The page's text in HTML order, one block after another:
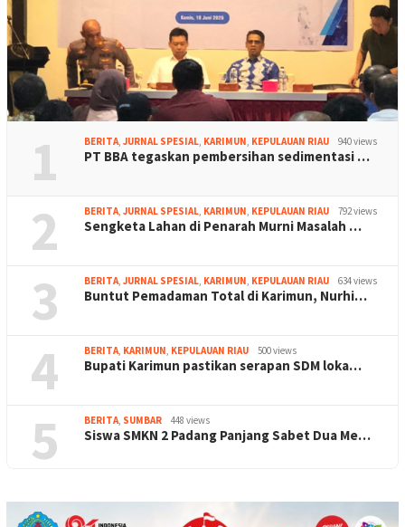
1 BERITA JURNAL SPESIAL KARIMUN KEPULAUAN RIAU 940 views
PT BBA tegaskan pembersihan sedimentasi …
2 BERITA JURNAL SPESIAL KARIMUN KEPULAUAN RIAU 792 views
Sengketa Lahan di Penarah Murni Masalah …
3 BERITA JURNAL SPESIAL KARIMUN KEPULAUAN RIAU 634 views
Buntut Pemadaman Total di Karimun, Nurhi…
4 BERITA KARIMUN KEPULAUAN RIAU 500 views
Bupati Karimun pastikan serapan SDM loka…
5 BERITA SUMBAR 448 views
Siswa SMKN 2 Padang Panjang Sabet Dua Me…